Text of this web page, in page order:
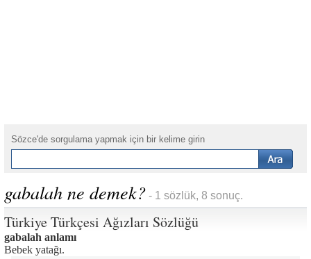
Sözce'de sorgulama yapmak için bir kelime girin
gabalah ne demek? - 1 sözlük, 8 sonuç.
Türkiye Türkçesi Ağızları Sözlüğü
gabalah anlamı
Bebek yatağı.